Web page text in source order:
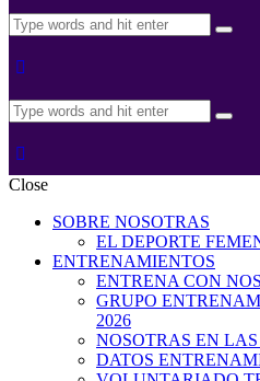
Close
SOBRE NOSOTRAS
EL DEPORTE
ENTRENAMIENTOS
ENTRENA CON
GRUPO
2026
NOSOTRAS EN
DATOS